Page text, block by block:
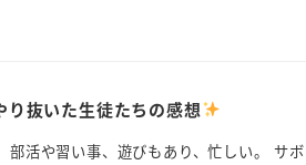
り抜いた生徒たちの感想
活や習い事、遊びもあり、忙しい。 サ